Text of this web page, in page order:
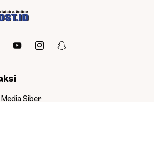
Siber